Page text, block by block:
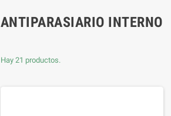
ANTIPARASIARIO INTERNO
Hay 21 productos.